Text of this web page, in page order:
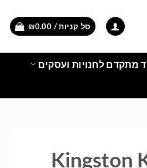
סל קניות / ₪0.00
מתקדם לחנויות ועסקים
Kingston